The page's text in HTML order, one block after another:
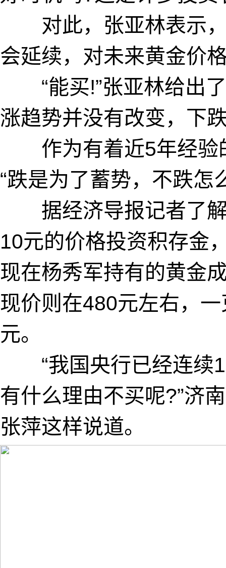
对此，张亚林表示，
会延续，对未来黄金价
“能买!”张亚林给出了
涨趋势并没有改变，下
作为有着近5年经验
“跌是为了蓄势，不跌怎
据经济导报记者了解
10元的价格投资积存金
现在杨秀军持有的黄金
现价则在480元左右，
元。
“我国央行已经连续
有什么理由不买呢?”济
张萍这样说道。